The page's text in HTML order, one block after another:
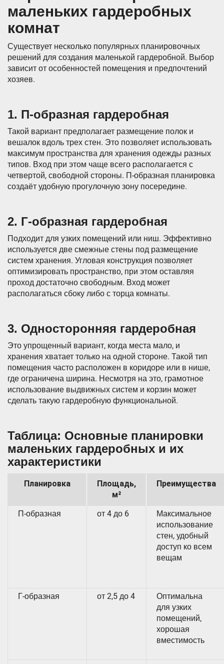
маленьких гардеробных
комнат
Существует несколько популярных планировочных
решений для создания маленькой гардеробной. Выбор
зависит от особенностей помещения и предпочтений
хозяев.
1. П-образная гардеробная
Такой вариант предполагает размещение полок и
вешалок вдоль трех стен. Это позволяет использовать
максимум пространства для хранения одежды разных
типов. Вход при этом чаще всего располагается с
четвертой, свободной стороны. П-образная планировка
создаёт удобную прогулочную зону посередине.
2. Г-образная гардеробная
Подходит для узких помещений или ниш. Эффективно
используется две смежные стены под размещение
систем хранения. Угловая конструкция позволяет
оптимизировать пространство, при этом оставляя
проход достаточно свободным. Вход может
располагаться сбоку либо с торца комнаты.
3. Односторонняя гардеробная
Это упрощенный вариант, когда места мало, и
хранения хватает только на одной стороне. Такой тип
помещения часто расположен в коридоре или в нише,
где ограничена ширина. Несмотря на это, грамотное
использование выдвижных систем и корзин может
сделать такую гардеробную функциональной.
Таблица: Основные планировки
маленьких гардеробных и их
характеристики
Планировка
Площадь,
м²
Преимущества
П-образная от 4 до 6
Максимальное
использование
стен, удобный
доступ ко всем
вещам
Г-образная от 2,5 до 4
Оптимальна
для узких
помещений,
хорошая
вместимость